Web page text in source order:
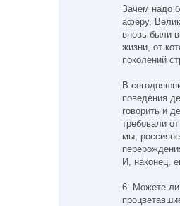
Зачем надо
аферу,
вновь были
жизни, от
поколений
В
поведения
говорить и
требовали
мы,
И, наконец,
6. Можете ли